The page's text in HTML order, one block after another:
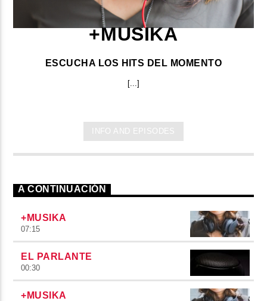
+MUSIKA
ESCUCHA LOS HITS DEL MOMENTO
[...]
INFO AND EPISODES
A CONTINUACIÓN
+MUSIKA
07:15
EL PARLANTE
00:30
+MUSIKA